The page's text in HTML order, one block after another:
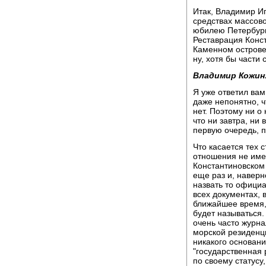
Итак, Владимир
средствах
юбилею
Реставрация
Каменном
ну, хотя бы части
Владимир
Я уже ответил
даже непонятно,
нет. Поэтому ни о
что ни завтра, ни
первую очередь,
Что касается тех
отношения не
еще раз и,
назвать то
всех документах,
ближайшее
будет
очень часто
морской
никакого
по своему